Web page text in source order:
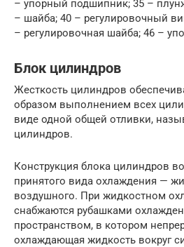
– упорный подшипник; 35 –
– шайба; 40 – регулировочный
– регулировочная шайба; 46 –
Блок цилиндров
Жесткость цилиндров
образом выполнением всех
виде одной общей отливки,
цилиндров.
Конструкция блока цилиндров
принятого вида охлаждения —
воздушного. При жидкостном
снабжаются рубашками
пространством, в котором
охлаждающая жидкость вокруг